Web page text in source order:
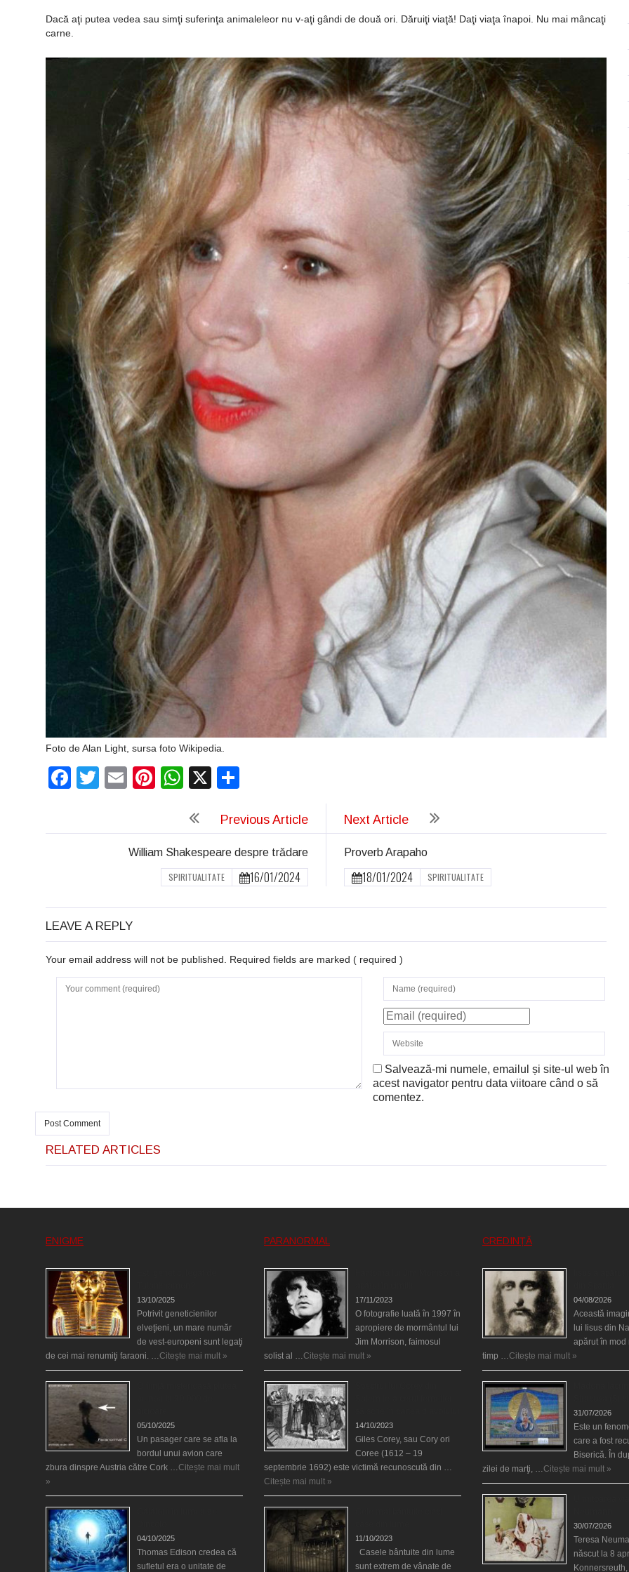
Dacă aţi putea vedea sau simţi suferinţa animaleleor nu v-aţi gândi de două ori. Dăruiţi viaţă! Daţi viaţa înapoi. Nu mai mâncaţi
carne.
Foto de Alan Light, sursa foto Wikipedia.
Facebook
Twitter
EmailPinterest
WhatsApp
X
Previous Article
William Shakespeare despre trădare
16/01/2024
SPIRITUALITATE
Next Article
Proverb Arapaho
18/01/2024 SPIRITUALITATE
LEAVE A REPLY
Your email address will not be published. Required fields are marked ( required )
Salvează-mi numele, emailul și site-ul web în
acest navigator pentru data viitoare când o să
comentez.
RELATED ARTICLES
ENIGME
13/10/2025
Potrivit geneticienilor
elveţieni, un mare număr
de vest-europeni sunt legaţi
de cei mai renumiţi faraoni. …Citește mai mult »
05/10/2025
Un pasager care se afla la
bordul unui avion care
zbura dinspre Austria către Cork …Citește mai mult
»
04/10/2025
Thomas Edison credea că
sufletul era o unitate de
PARANORMAL
17/11/2023
O fotografie luată în 1997 în
apropiere de mormântul lui
Jim Morrison, faimosul
solist al …Citește mai mult »
14/10/2023
Giles Corey, sau Cory ori
Coree (1612 – 19
septembrie 1692) este victimă recunoscută din …
Citește mai mult »
11/10/2023
Casele bântuite din lume
sunt extrem de vânate de
CREDINȚĂ
04/08/2026
Această
lui Iisus din
apărut în mod
timp …Citește mai mult »
31/07/2026
Este un
care a fost
Biserică. În
zilei de marţi, …Citește mai mult »
30/07/2026
Teresa
născut la 8